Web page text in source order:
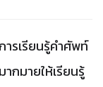
ารเรียนรู้คำศัพท์
กมายให้เรียนรู้